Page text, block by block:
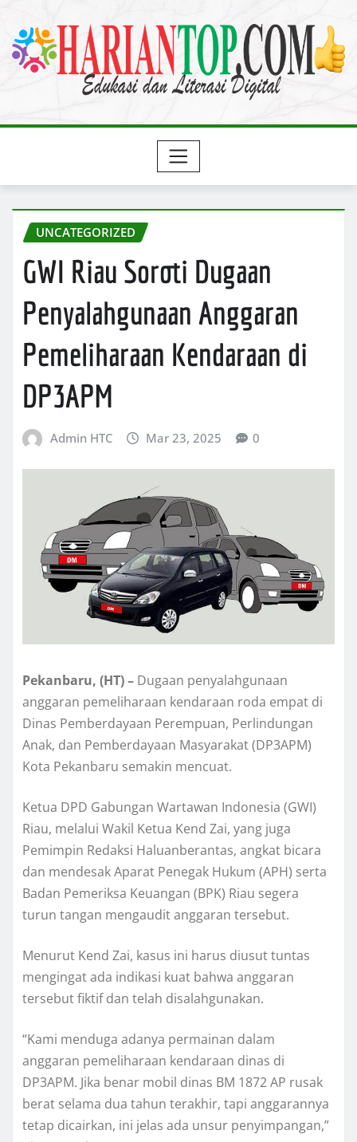
content
UNCATEGORIZED
GWI Riau Soroti Dugaan
Penyalahgunaan Anggaran
Pemeliharaan Kendaraan di
DP3APM
Admin HTC Mar 23, 2025 0
Pekanbaru, (HT) – Dugaan penyalahgunaan
anggaran pemeliharaan kendaraan roda empat di
Dinas Pemberdayaan Perempuan, Perlindungan
Anak, dan Pemberdayaan Masyarakat (DP3APM)
Kota Pekanbaru semakin mencuat.
Ketua DPD Gabungan Wartawan Indonesia (GWI)
Riau, melalui Wakil Ketua Kend Zai, yang juga
Pemimpin Redaksi Haluanberantas, angkat bicara
dan mendesak Aparat Penegak Hukum (APH) serta
Badan Pemeriksa Keuangan (BPK) Riau segera
turun tangan mengaudit anggaran tersebut.
Menurut Kend Zai, kasus ini harus diusut tuntas
mengingat ada indikasi kuat bahwa anggaran
tersebut fiktif dan telah disalahgunakan.
“Kami menduga adanya permainan dalam
anggaran pemeliharaan kendaraan dinas di
DP3APM. Jika benar mobil dinas BM 1872 AP rusak
berat selama dua tahun terakhir, tapi anggarannya
tetap dicairkan, ini jelas ada unsur penyimpangan,”